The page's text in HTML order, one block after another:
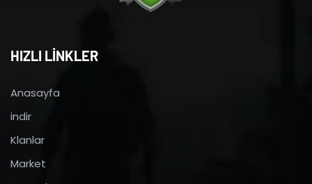
HIZLI LİNKLER
Anasayfa
indir
Klanlar
Market